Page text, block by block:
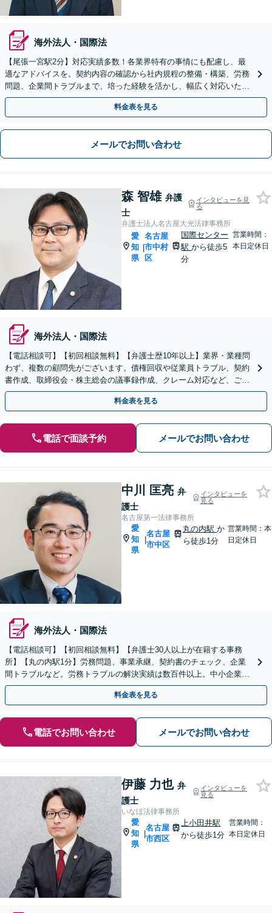
海外法人・国際法
【尾張一宮駅2分】対応実績多数！各業界特有の事情にも配慮し、最
適なアドバイスを。契約内容の確認から社内規程の整備・構築、労務
問題、企業間トラブルまで、培った経験を活かし、幅広く対応いたし
ます【オンライン面談OK（顧問締結後）】
料金表を見る
メールでお問い合わせ
森 智雄 弁護
士
インタビューを見
る
弁護士法人名古屋大光法律事務所
愛
知
県
|
名古屋
市中村
区
国際センター
駅から徒歩5
分
営業時間：
本日定休日
海外法人・国際法
【電話相談可】【初回相談無料】【弁護士歴10年以上】業界・業種問
わず、複数の顧問先がございます。債権回収や従業員トラブル、契約
書作成、取締役会・株主総会の議事録作成、クレーム対応など、ご相
談ください【名古屋駅10分】【休日・夜間相談可】
料金表を見る
電話で面談予約 メールでお問い合わせ
中川 匡亮 弁
護士
インタビューを
見る
名古屋第一法律事務所
愛
知
県
|
名古屋
市中区
丸の内駅か
ら徒歩1分
営業時間：本
日定休日
海外法人・国際法
【電話相談可】【初回相談無料】【弁護士30人以上が在籍する事務
所】【丸の内駅1分】労務問題、事業承継、契約書のチェック、企業
間トラブルなど。労務トラブルの解決実績は数百件以上。中小企業家
同友会に所属しセミナー講師なども担当
料金表を見る
電話でお問い合わせ メールでお問い合わせ
伊藤 力也 弁
護士
インタビューを
見る
いなほ法律事務所
愛
知
県
|
名古屋
市西区
上小田井駅
から徒歩1分
営業時間：
本日定休日